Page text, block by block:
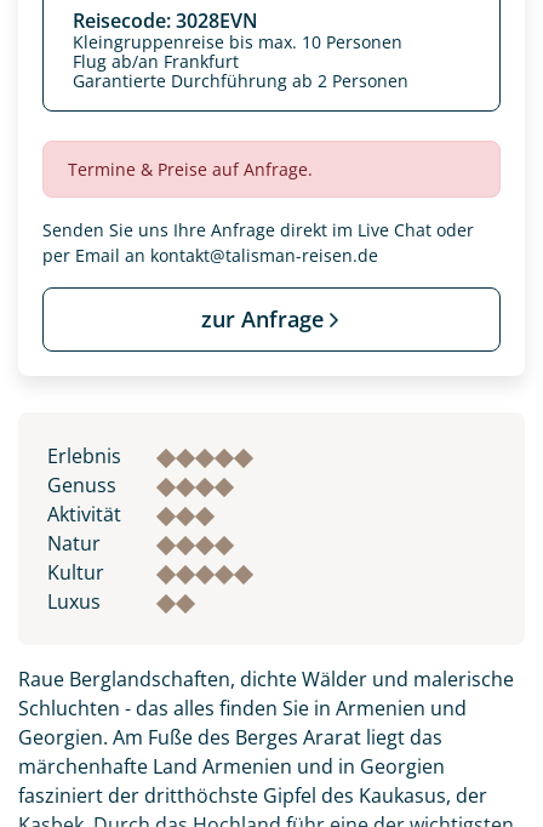
Reisecode: 3028EVN
Kleingruppenreise bis max. 10 Personen
Flug ab/an Frankfurt
Garantierte Durchführung ab 2 Personen
Termine & Preise auf Anfrage.
Senden Sie uns Ihre Anfrage direkt im Live Chat oder
per Email an kontakt@talisman-reisen.de
zur Anfrage
Erlebnis
Genuss
Aktivität
Natur
Kultur
Luxus
Raue Berglandschaften, dichte Wälder und malerische
Schluchten - das alles finden Sie in Armenien und
Georgien. Am Fuße des Berges Ararat liegt das
märchenhafte Land Armenien und in Georgien
fasziniert der dritthöchste Gipfel des Kaukasus, der
Kenntnis genommen und akzeptiert haben.